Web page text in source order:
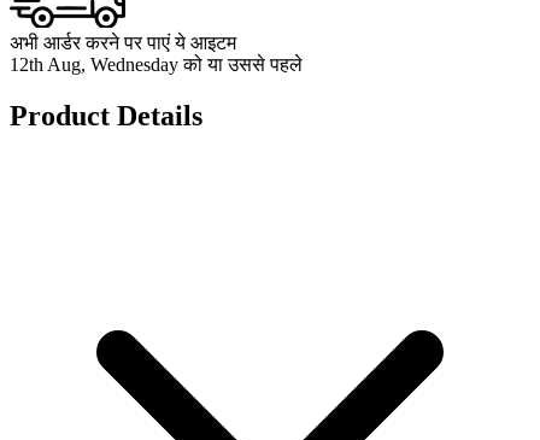
अभी आर्डर करने पर पाएं ये आइटम
12th Aug, Wednesday को या उससे पहले
Product Details